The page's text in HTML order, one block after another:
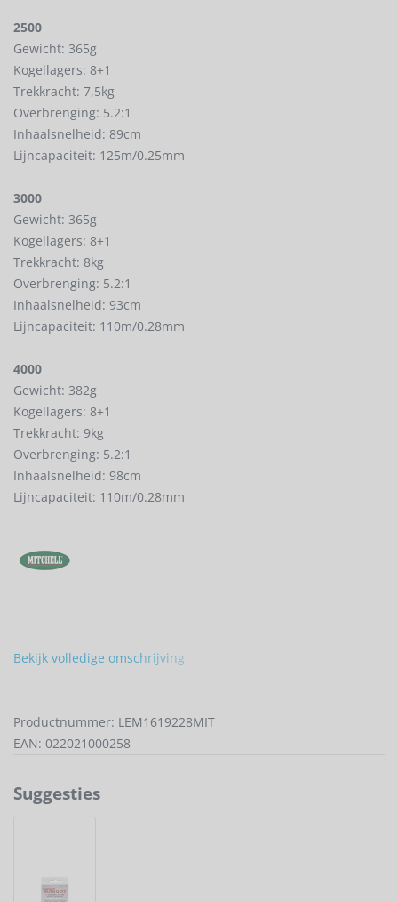
2500
Gewicht: 365g
Kogellagers: 8+1
Trekkracht: 7,5kg
Overbrenging: 5.2:1
Inhaalsnelheid: 89cm
Lijncapaciteit: 125m/0.25mm
3000
Gewicht: 365g
Kogellagers: 8+1
Trekkracht: 8kg
Overbrenging: 5.2:1
Inhaalsnelheid: 93cm
Lijncapaciteit: 110m/0.28mm
4000
Gewicht: 382g
Kogellagers: 8+1
Trekkracht: 9kg
Overbrenging: 5.2:1
Inhaalsnelheid: 98cm
Lijncapaciteit: 110m/0.28mm
Bekijk volledige omschrijving
Productnummer: LEM1619228MIT
EAN: 022021000258
Suggesties